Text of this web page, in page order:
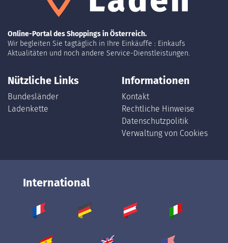
Online-Portal des Shoppings in Österreich.
Wir begleiten Sie tagtäglich in Ihre Einkäuffe : Einkaufs
Aktualitäten und noch andere Service-Dienstleistungen.
Nützliche Links
Bundesländer
Ladenkette
Informationen
Kontakt
Rechtliche Hinweise
Datenschutzpolitik
Verwaltung von Cookies
International